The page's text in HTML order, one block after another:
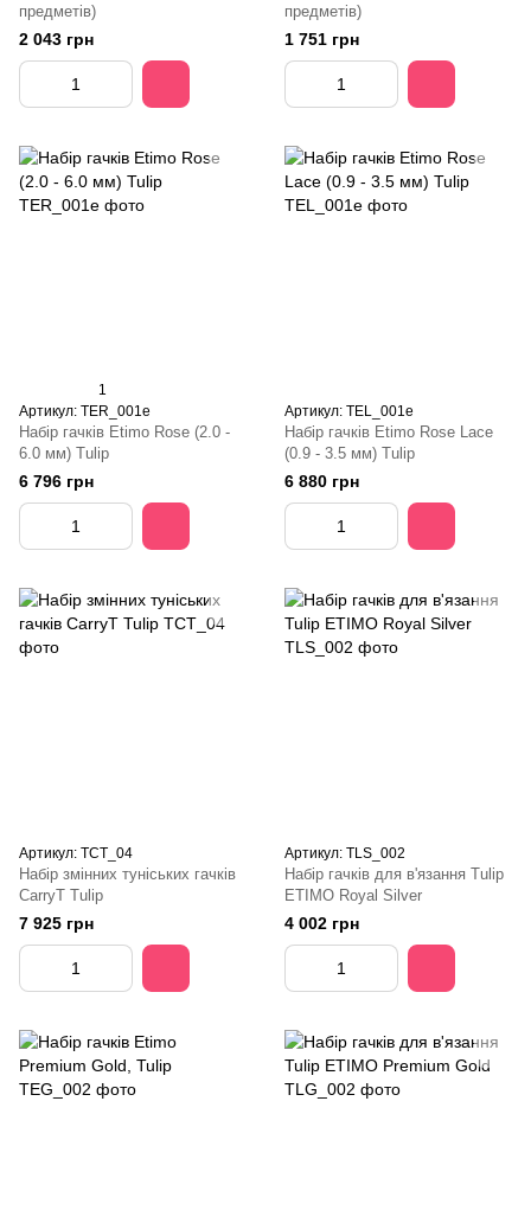
предметів)
2 043 грн
предметів)
1 751 грн
1
Артикул: TER_001e
Набір гачків Etimo Rose (2.0 -
6.0 мм) Tulip
6 796 грн
Артикул: TEL_001e
Набір гачків Etimo Rose Lace
(0.9 - 3.5 мм) Tulip
6 880 грн
Артикул: TCT_04
Набір змінних туніських гачків
CarryT Tulip
7 925 грн
Артикул: TLS_002
Набір гачків для в'язання Tulip
ETIMO Royal Silver
4 002 грн